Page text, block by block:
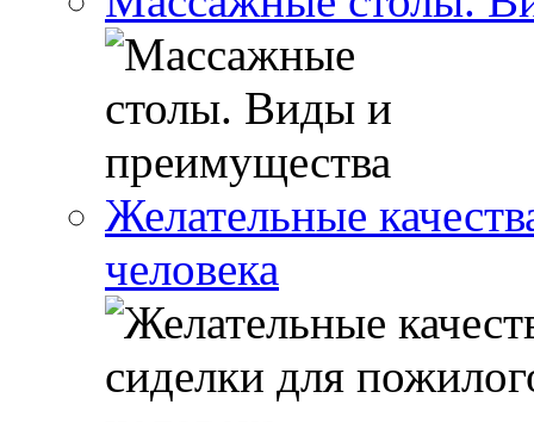
Желательные
человека